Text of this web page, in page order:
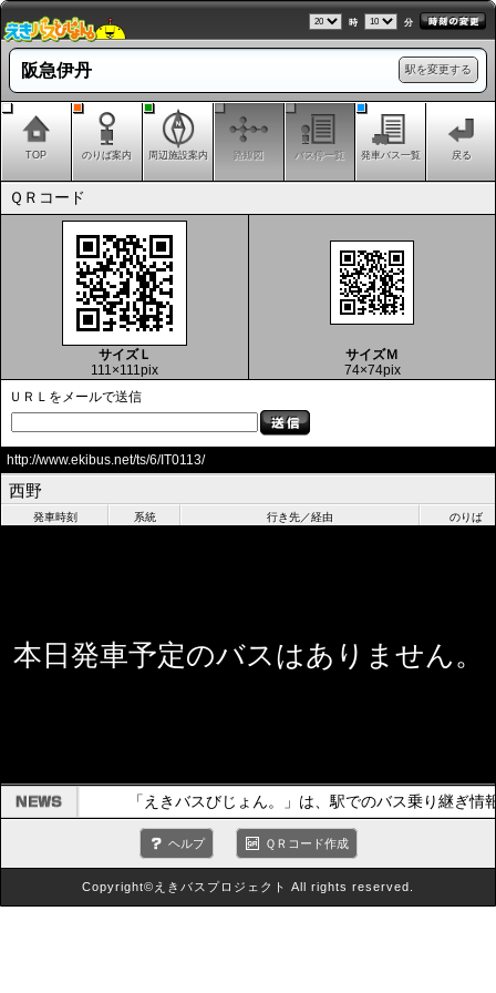
時 分
駅を変更する
阪急伊丹
TOP のりば案内 周辺施設案内 路線図 バス停一覧 発車バス一覧 戻る
ＱＲコード
サイズＬ
111×111pix
サイズＭ
74×74pix
ＵＲＬをメールで送信
http://www.ekibus.net/ts/6/IT0113/
西野
発車時刻 系統 行き先／経由 のりば
本日発車予定のバスはありません。
「えきバスびじょん。」は、駅でのバス乗り継ぎ
ヘルプ ＱＲコード作成
Copyright©えきバスプロジェクト All rights reserved.